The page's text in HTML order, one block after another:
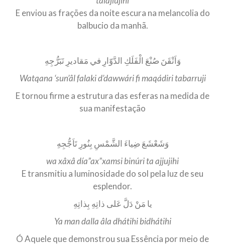
E enviou as frações da noite escura na melancolia do
balbucio da manhã.
وَاَتْقَنَ صُنْعَ الْفَلَكِ الدَّوّارِ في مَقاديرِ تَبَرُّجِهِ
Watqana ‘sun’âl falaki d’dawwári fi maqádiri tabarruji
E tornou firme a estrutura das esferas na medida de
sua manifestação
وَشَعْشَعَ ضِياءَ الشَّمْسِ بِنُورِ تَاَجُّجِهِ
wa xâxâ día”ax”xamsi binúri ta ajjujihi
E transmitiu a luminosidade do sol pela luz de seu
esplendor.
يا مَنْ دَلَّ عَلى ذاتِهِ بِذاتِهِ
Ya man dalla âla dhátihi bidhátihi
Ó Aquele que demonstrou sua Essência por meio de